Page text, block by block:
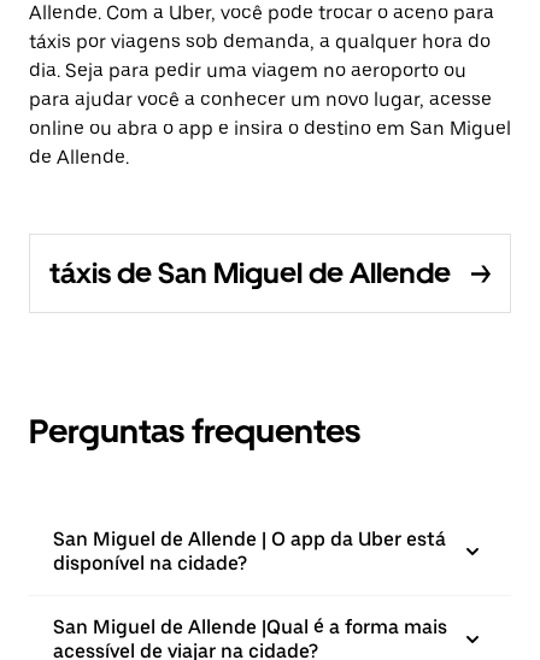
Allende. Com a Uber, você pode trocar o aceno para
táxis por viagens sob demanda, a qualquer hora do
dia. Seja para pedir uma viagem no aeroporto ou
para ajudar você a conhecer um novo lugar, acesse
online ou abra o app e insira o destino em San Miguel
de Allende.
táxis de San Miguel de Allende
Perguntas frequentes
San Miguel de Allende | O app da Uber está
disponível na cidade?
San Miguel de Allende |⁠Qual é a forma mais
acessível de viajar na cidade?